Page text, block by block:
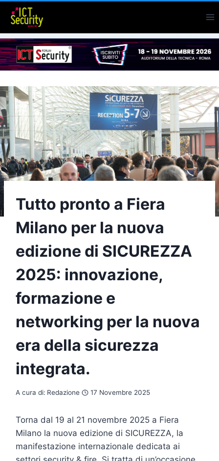
Salta
contenuto
Tutto pronto a Fiera
Milano per la nuova
edizione di SICUREZZA
2025: innovazione,
formazione e
networking per la nuova
era della sicurezza
integrata.
A cura di: Redazione 17 Novembre 2025
Torna dal 19 al 21 novembre 2025 a Fiera
Milano la nuova edizione di SICUREZZA, la
manifestazione internazionale dedicata ai